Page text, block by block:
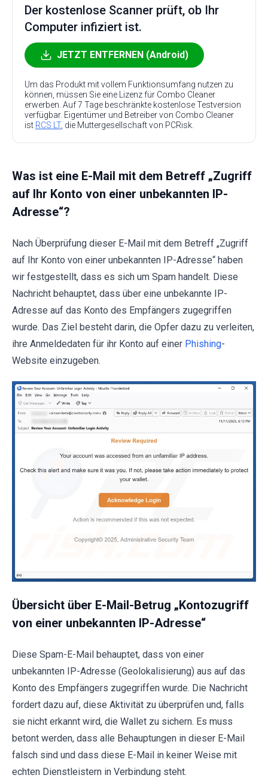
Der kostenlose Scanner prüft, ob Ihr
Computer infiziert ist.
JETZT ENTFERNEN (Android)
Um das Produkt mit vollem Funktionsumfang nutzen zu
können, müssen Sie eine Lizenz für Combo Cleaner
erwerben. Auf 7 Tage beschränkte kostenlose Testversion
verfügbar. Eigentümer und Betreiber von Combo Cleaner
ist RCS LT, die Muttergesellschaft von PCRisk.
Was ist eine E-Mail mit dem Betreff „Zugriff
auf Ihr Konto von einer unbekannten IP-
Adresse“?
Nach Überprüfung dieser E-Mail mit dem Betreff „Zugriff
auf Ihr Konto von einer unbekannten IP-Adresse“ haben
wir festgestellt, dass es sich um Spam handelt. Diese
Nachricht behauptet, dass über eine unbekannte IP-
Adresse auf das Konto des Empfängers zugegriffen
wurde. Das Ziel besteht darin, die Opfer dazu zu verleiten,
ihre Anmeldedaten für ihr Konto auf einer Phishing-
Website einzugeben.
Übersicht über E-Mail-Betrug „Kontozugriff
von einer unbekannten IP-Adresse“
Diese Spam-E-Mail behauptet, dass von einer
unbekannten IP-Adresse (Geolokalisierung) aus auf das
Konto des Empfängers zugegriffen wurde. Die Nachricht
fordert dazu auf, diese Aktivität zu überprüfen und, falls
sie nicht erkannt wird, die Wallet zu sichern. Es muss
betont werden, dass alle Behauptungen in dieser E-Mail
falsch sind und dass diese E-Mail in keiner Weise mit
echten Dienstleistern in Verbindung steht.